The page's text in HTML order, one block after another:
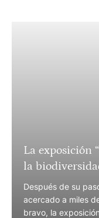
La exposición
la
Después de su
acercado a miles
bravo, la